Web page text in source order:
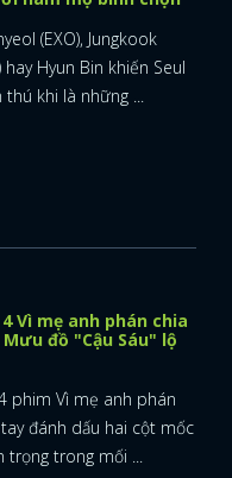
(EXO), Jungkook
hay Hyun Bin khiến Seul
thú khi là những ...
Vì mẹ anh phán chia
đồ "Cậu Sáu" lộ
phim Vì mẹ anh phán
đánh dấu hai cột mốc
trọng trong mối ...